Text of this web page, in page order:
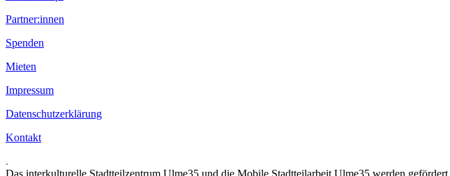
Partner:innen
Spenden
Mieten
Impressum
Datenschutzerklärung
Kontakt
.